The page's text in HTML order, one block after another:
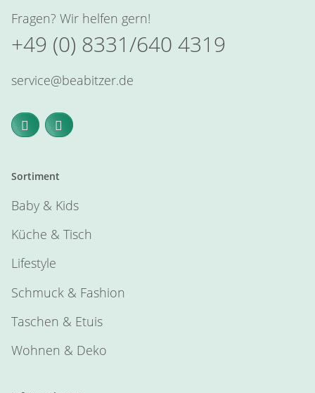
Fragen? Wir helfen gern!
+49 (0) 8331/640 4319
service@beabitzer.de
Sortiment
Baby & Kids
Küche & Tisch
Lifestyle
Schmuck & Fashion
Taschen & Etuis
Wohnen & Deko